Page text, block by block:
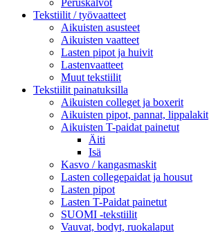
Tekstiilit / työvaatteet
Aikuisten asusteet
Aikuisten vaatteet
Lasten pipot ja huivit
Lastenvaatteet
Muut tekstiilit
Tekstiilit painatuksilla
Aikuisten colleget ja boxerit
Aikuisten pipot, pannat, lippalakit
Aikuisten T-paidat painetut
Äiti
Isä
Kasvo / kangasmaskit
Lasten collegepaidat ja housut
Lasten pipot
Lasten T-Paidat painetut
SUOMI -tekstiilit
Vauvat, bodyt, ruokalaput